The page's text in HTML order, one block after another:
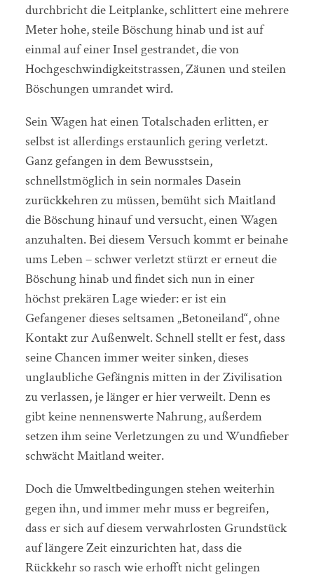
durchbricht die Leitplanke, schlittert eine mehrere
Meter hohe, steile Böschung hinab und ist auf
einmal auf einer Insel gestrandet, die von
Hochgeschwindigkeitstrassen, Zäunen und steilen
Böschungen umrandet wird.
Sein Wagen hat einen Totalschaden erlitten, er
selbst ist allerdings erstaunlich gering verletzt.
Ganz gefangen in dem Bewusstsein,
schnellstmöglich in sein normales Dasein
zurückkehren zu müssen, bemüht sich Maitland
die Böschung hinauf und versucht, einen Wagen
anzuhalten. Bei diesem Versuch kommt er beinahe
ums Leben – schwer verletzt stürzt er erneut die
Böschung hinab und findet sich nun in einer
höchst prekären Lage wieder: er ist ein
Gefangener dieses seltsamen „Betoneiland“, ohne
Kontakt zur Außenwelt. Schnell stellt er fest, dass
seine Chancen immer weiter sinken, dieses
unglaubliche Gefängnis mitten in der Zivilisation
zu verlassen, je länger er hier verweilt. Denn es
gibt keine nennenswerte Nahrung, außerdem
setzen ihm seine Verletzungen zu und Wundfieber
schwächt Maitland weiter.
Doch die Umweltbedingungen stehen weiterhin
gegen ihn, und immer mehr muss er begreifen,
dass er sich auf diesem verwahrlosten Grundstück
auf längere Zeit einzurichten hat, dass die
Rückkehr so rasch wie erhofft nicht gelingen